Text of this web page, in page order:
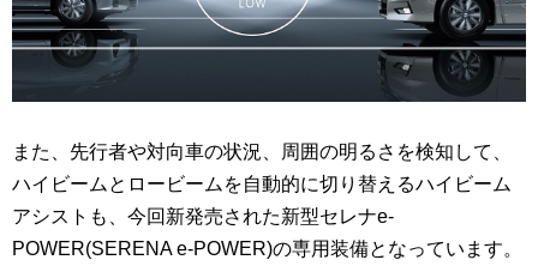
また、先行者や対向車の状況、周囲の明るさを検知して、
ハイビームとロービームを自動的に切り替えるハイビーム
アシストも、今回新発売された新型セレナe-
POWER(SERENA e-POWER)の専用装備となっています。